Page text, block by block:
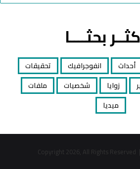
بحثــــا
أحداث انفوجرافيك
تحقيقات
زوايا شخصيات
ملفات
ميديا